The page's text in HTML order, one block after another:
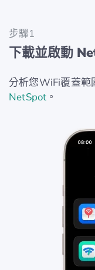
步驟1
下載並啟動
分析您WiFi覆蓋範
NetSpot 。